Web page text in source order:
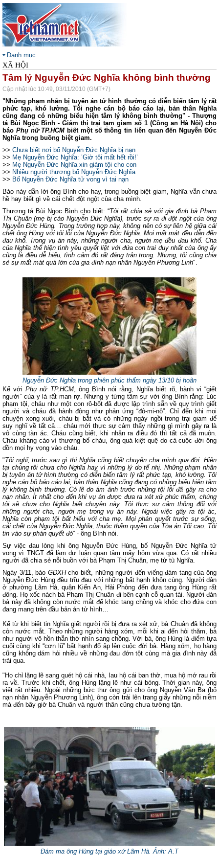
Danh mục
XÃ HỘI
Tâm lý Nguyễn Đức Nghĩa không bình thường
Cập nhật lúc 10:49, 03/11/2010 (GMT+7)
"Những phạm nhân bị tuyên án tử hình thường có diễn biến tâm lý rất
phức tạp, khó lường. Tôi nghe cán bộ báo cáo lại, bản thân Nghĩa
cũng đang có những biểu hiện tâm lý không bình thường" - Thượng
tá Bùi Ngọc Bình - Giám thị trại tạm giam số 1 (Công an Hà Nội) cho
báo Phụ nữ TP.HCM biết một số thông tin liên quan đến Nguyễn Đức
Nghĩa trong buồng biệt giam.
>> Chưa biết nơi bố Nguyễn Đức Nghĩa bị nạn
>> Mẹ Nguyễn Đức Nghĩa: ’Giờ tôi mất hết rồi!’
>> Mẹ Nguyễn Đức Nghĩa xin giảm tội cho con
>> Nhiều người thương bố Nguyễn Đức Nghĩa
>> Bố Nguyễn Đức Nghĩa tử vong vì tai nạn
Báo này dẫn lời ông Bình cho hay, trong buồng biệt giam, Nghĩa vẫn chưa
hề hay biết gì về cái chết đột ngột của cha mình.
Thượng tá Bùi Ngọc Bình cho biết: “Tôi rất chia sẻ với gia đình bà Phạm
Thị Chuân (mẹ bị cáo Nguyễn Đức Nghĩa), trước sự ra đi đột ngột của ông
Nguyễn Đức Hùng. Trong trường hợp này, không nên có sự liên hệ giữa cái
chết ông Hùng với tội lỗi của Nguyễn Đức Nghĩa. Mọi mất mát đều dẫn đến
đau khổ. Trong vụ án này, những người cha, người mẹ đều đau khổ. Cha
của Nghĩa thể hiện tình yêu quyết liệt với đứa con trai duy nhất của ông ấy
cũng là điều dễ hiểu, tình cảm đó rất đáng trân trọng. Nhưng, tôi cũng chia
sẻ sự mất mát quá lớn của gia đình nạn nhân Nguyễn Phương Linh".
Nguyễn Đức Nghĩa trong phiên phúc thẩm ngày 13/10 bị hoãn
Kể vớiPhụ nữ TP.HCM, ông Bình nói rằng, Nghĩa biết rõ, hành vi “giết
người” của y là rất man rợ. Nhưng y từng tâm sự với ông Bình rằng: Lúc
phạm tội, cháu như một con rô-bốt đã được lập trình sẵn về quy trình giết
người và cháu đã hành động như phản ứng “đô-mi-nô”. Chỉ đến khi mọi
chuyện xong xuôi, cháu bị bắt và có những ngày ngồi trong trại giam để
suy nghĩ về tất cả… cháu mới thực sự cảm thấy những gì mình gây ra là
vô cùng tàn ác. Cháu cũng biết, khi nhận ra điều đó thì tất cả đã muộn.
Cháu kháng cáo vì thương bố cháu, ông quá kiệt quệ do cả cuộc đời ông
dồn mọi hy vọng vào cháu.
"Tôi nghĩ, trước sau gì thì Nghĩa cũng biết chuyện cha mình qua đời. Hiện
tại chúng tôi chưa cho Nghĩa hay vì những lý do tế nhị. Những phạm nhân
bị tuyên án tử hình thường có diễn biến tâm lý rất phức tạp, khó lường. Tôi
nghe cán bộ báo cáo lại, bản thân Nghĩa cũng đang có những biểu hiện tâm
lý không bình thường. Có lẽ do ám ảnh trước những tội lỗi đã gây ra cho
nạn nhân. Ít nhất cho đến khi vụ án được đưa ra xét xử phúc thẩm, chúng
tôi sẽ chưa cho Nghĩa biết chuyện này. Tôi thực sự cảm thông đối với
những người cha, người mẹ trong vụ án này. Ngoài việc gây ra tội ác,
Nghĩa còn phạm tội bất hiếu với cha mẹ. Mọi phán quyết trước sự sống,
cái chết của Nguyễn Đức Nghĩa, thuộc thẩm quyền của Tòa án Tối cao. Tôi
tin vào sự phán quyết đó” - ông Bình nói.
Sự việc đau lòng khi ông Nguyễn Đức Hùng, bố Nguyễn Đức Nghĩa tử
vong vì TNGT đã làm dư luận quan tâm mấy hôm vừa qua. Có rất nhiều
người đã chia sẻ nỗi buồn với bà Phạm Thị Chuân, mẹ tử tù Nghĩa.
Ngày 3/11, báo GĐXHcho biết, những người đến viếng đám tang của ông
Nguyễn Đức Hùng đều trĩu đau với những bất hạnh khôn cùng. Người dân
ở phường Lãm Hà, quận Kiến An, Hải Phòng đến đưa tang ông Hùng rất
đông. Họ xốc nách bà Phạm Thị Chuân đi bên cạnh cỗ quan tài. Người đàn
bà này đã không còn nước mắt để khóc tang chồng và khóc cho đứa con
đang mang trên đầu bản án tử hình…
Kể từ khi biết tin Nghĩa giết người rồi bị đưa ra xét xử, bà Chuân đã không
còn nước mắt. Theo những người hàng xóm, mỗi khi ai đến hỏi thăm, bà
như người vô hồn thẫn thờ nhìn sang chồng. Với bà, ông Hùng là điểm tựa
cuối cùng khi “cơn lũ” bất hạnh đổ ập lên cuộc đời bà. Hàng xóm, họ hàng
cũng không dám hỏi nhiều về những đau đớn tột cùng mà gia đình này đã
trải qua.
"Họ chỉ lặng lẽ sang quét hộ cái nhà, lau hộ cái ban thờ, mua hộ mớ rau rồi
ra về. Trước khi chết, ông Hùng lặng lẽ như cái bóng. Thời gian này, ông
viết rất nhiều. Ngoài những bức thư ông gửi cho ông Nguyễn Văn Ba (bố
nạn nhân Nguyễn Phương Linh), ông còn trải lên trang giấy những nỗi niềm
mà đến bây giờ bà Chuân và người thân cũng chưa tường tận.
Đám ma ông Hùng tại giáo xứ Lãm Hà. Ảnh: A.T